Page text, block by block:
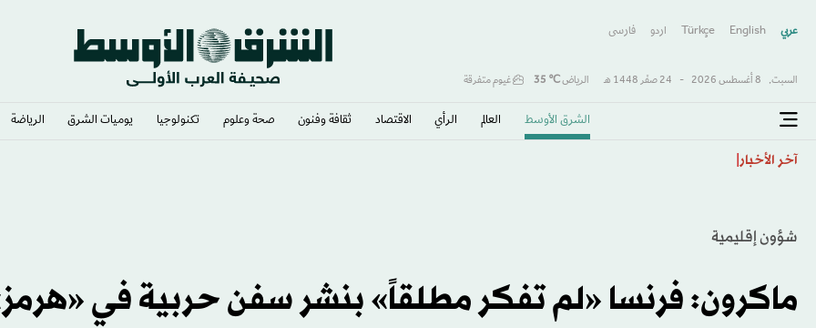
عربي English
Türkçe اردو فارسى
السبت, 8 أغسطس 2026 - 24 صفَر 1448 هـ الرياض℃
35 غيوم متفرقة
الشرق الأوسط​ العالم الرأي الاقتصاد ثقافة وفنون صحة وعلوم تكنولوجيا يوميات الشرق​ الرياضة
آخر الأخبار
شؤون إقليمية
ماكرون: فرنسا «لم تفكر مطلقاً» بنشر سفن حربية في